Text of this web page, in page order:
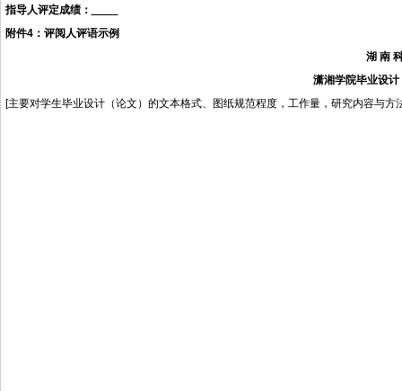
指导人评定成绩：
附件4：评阅人评语示例
湖 南
潇湘学院毕业设
[主要对学生毕业设计（论文）的文本格式、图纸规范程度，工作量，研究内容与